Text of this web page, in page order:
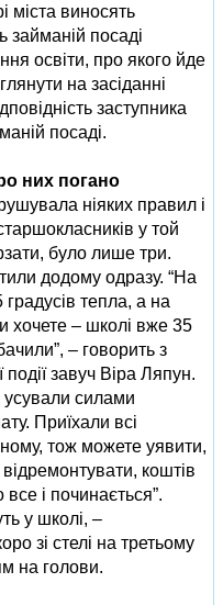
міста виносять
займаній посаді
освіти, про якого йде
на засіданні
заступника
посаді.
них погано
ніяких правил і
у той
було лише три.
додому одразу. “На
тепла, а на
– школі вже 35
– говорить з
завуч Віра Ляпун.
усували силами
Приїхали всі
тож можете уявити,
коштів
і починається”.
у школі, –
зі стелі на третьому
на голови.